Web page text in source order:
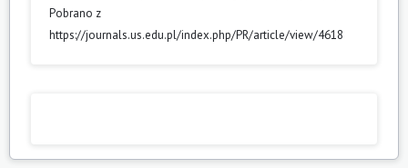
Pobrano z
https://journals.us.edu.pl/index.php/PR/article/view/4618